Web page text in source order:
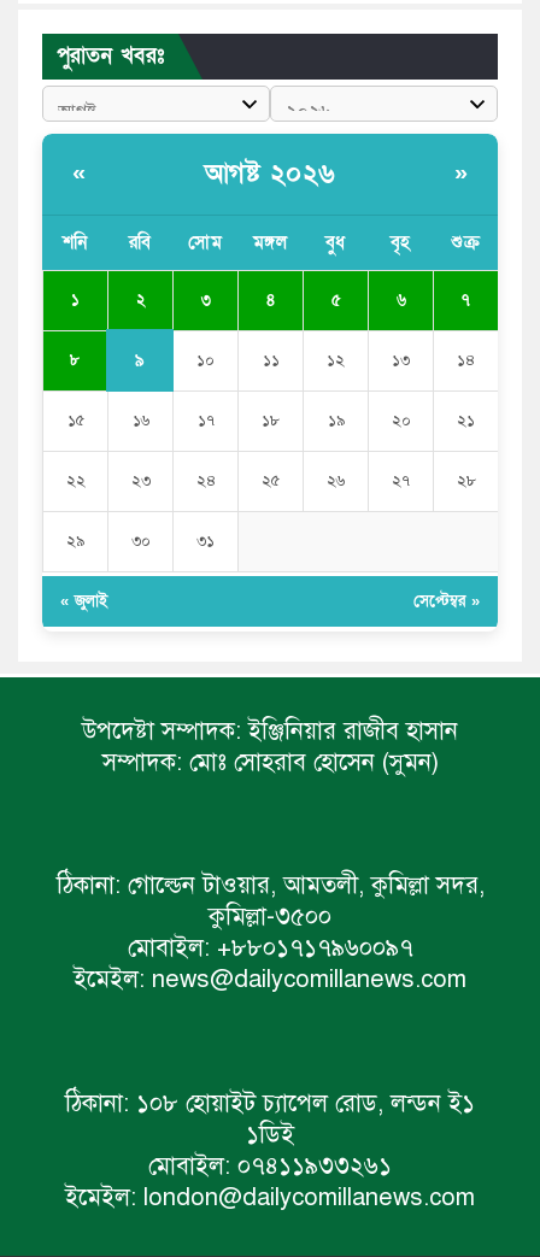
রাষ্ট্রপতি পদে প্রস্তাব পাননি ড. ইউনূস, বিএনপির বিবেচনায় মির্জা
ফখরুল
আধা কিলোমিটারের কাজ চলছে মাসের পর মাস: কুমিল্লার
পাঠাতেন ইসলামী বিশ্ববিদ্যালয়ের ছাত্রী
এনসিপি নেতা
পুরাতন খবরঃ
« আগষ্ট ২০২৬ »
শনি রবি সোম মঙ্গল বুধ বৃহ শুক্র
১ ২ ৩ ৪ ৫ ৬ ৭
৮ ৯ ১০ ১১ ১২ ১৩ ১৪
১৫ ১৬ ১৭ ১৮ ১৯ ২০ ২১
২২ ২৩ ২৪ ২৫ ২৬ ২৭ ২৮
২৯ ৩০ ৩১
« জুলাই সেপ্টেম্বর »
উপদেষ্টা সম্পাদক: ইঞ্জিনিয়ার রাজীব হাসান
সম্পাদক: মোঃ সোহরাব হোসেন (সুমন)
ঠিকানা: গোল্ডেন টাওয়ার, আমতলী, কুমিল্লা সদর,
কুমিল্লা-৩৫০০
মোবাইল: +৮৮০১৭১৭৯৬০০৯৭
ইমেইল: news@dailycomillanews.com
ঠিকানা: ১০৮ হোয়াইট চ্যাপেল রোড, লন্ডন ই১
১ডিই
মোবাইল: ০৭৪১১৯৩৩২৬১
ইমেইল: london@dailycomillanews.com